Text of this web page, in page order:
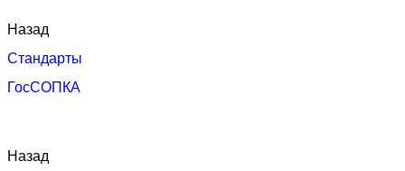
Назад
Стандарты
ГосСОПКА
Назад